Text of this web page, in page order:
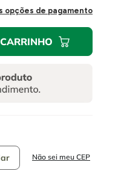
opções de pagamento
Não sei meu CEP